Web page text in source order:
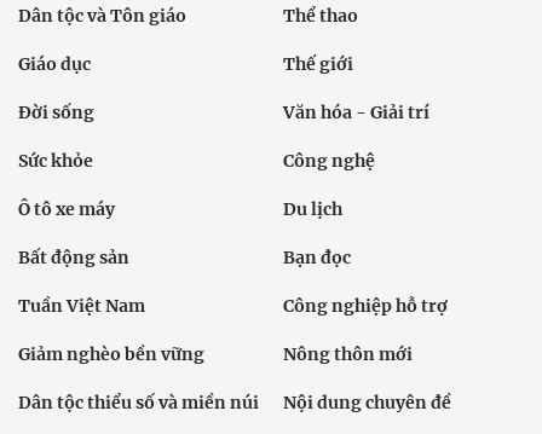
Dân tộc và Tôn giáo Thể thao
Giáo dục Thế giới
Đời sống Văn hóa - Giải trí
Sức khỏe Công nghệ
Ô tô xe máy Du lịch
Bất động sản Bạn đọc
Tuần Việt Nam Công nghiệp hỗ trợ
Giảm nghèo bền vững Nông thôn mới
Dân tộc thiểu số và miền núi Nội dung chuyên đề